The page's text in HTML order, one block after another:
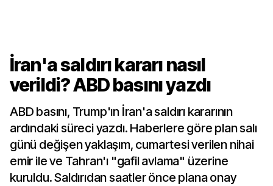
İran'a saldırı kararı nasıl
verildi? ABD basını yazdı
ABD basını, Trump'ın İran'a saldırı kararının
ardındaki süreci yazdı. Haberlere göre plan salı
günü değişen yaklaşım, cumartesi verilen nihai
emir ile ve Tahran'ı "gafil avlama" üzerine
kuruldu. Saldırıdan saatler önce plana onay